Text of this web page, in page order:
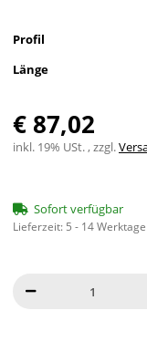
Profil
Länge
€ 87,02
inkl. 19% USt. , zzgl.
Sofort verfügbar
Lieferzeit: 5 - 14 Werktage